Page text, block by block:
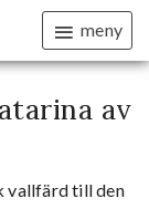
meny
av
vallfärd till den